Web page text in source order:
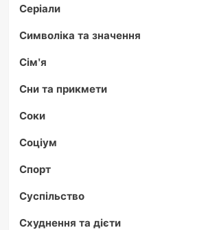
Серіали
Символіка та значення
Сім'я
Сни та прикмети
Соки
Соціум
Спорт
Суспільство
Схуднення та дієти